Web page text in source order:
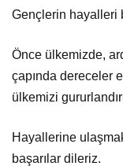
Gençlerin hayalleri
Önce ülkemizde,
çapında dereceler
ülkemizi
Hayallerine
başarılar dileriz.